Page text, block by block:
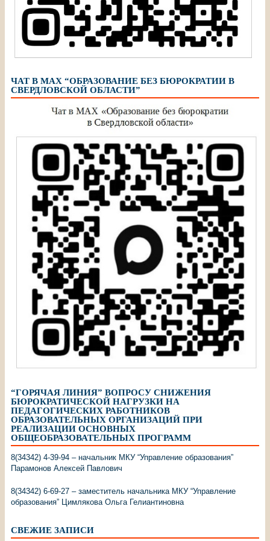
ЧАТ В МАХ “ОБРАЗОВАНИЕ БЕЗ БЮРОКРАТИИ В
СВЕРДЛОВСКОЙ ОБЛАСТИ”
“ГОРЯЧАЯ ЛИНИЯ” ВОПРОСУ СНИЖЕНИЯ
БЮРОКРАТИЧЕСКОЙ НАГРУЗКИ НА
ПЕДАГОГИЧЕСКИХ РАБОТНИКОВ
ОБРАЗОВАТЕЛЬНЫХ ОРГАНИЗАЦИЙ ПРИ
РЕАЛИЗАЦИИ ОСНОВНЫХ
ОБЩЕОБРАЗОВАТЕЛЬНЫХ ПРОГРАММ
8(34342) 4-39-94 – начальник МКУ “Управление образования”
Парамонов Алексей Павлович
8(34342) 6-69-27 – заместитель начальника МКУ “Управление
образования” Цимлякова Ольга Гелиантиновна
СВЕЖИЕ ЗАПИСИ